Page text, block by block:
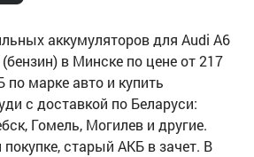
аккумуляторов для Audi A6
в Минске по цене от 217
марке авто и купить
с доставкой по Беларуси:
Гомель, Могилев и другие.
старый АКБ в зачет. В